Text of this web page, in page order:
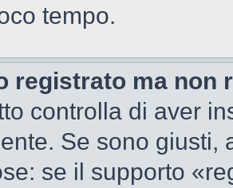
tempo.
registrato ma non
controlla di aver
Se sono giusti,
se il supporto